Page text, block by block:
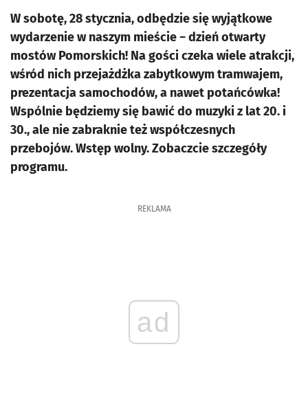
W sobotę, 28 stycznia, odbędzie się wyjątkowe
wydarzenie w naszym mieście − dzień otwarty
mostów Pomorskich! Na gości czeka wiele atrakcji,
wśród nich przejażdżka zabytkowym tramwajem,
prezentacja samochodów, a nawet potańcówka!
Wspólnie będziemy się bawić do muzyki z lat 20. i
30., ale nie zabraknie też współczesnych
przebojów. Wstęp wolny. Zobaczcie szczegóły
programu.
REKLAMA
ad